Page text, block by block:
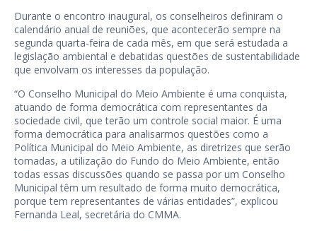
Durante o encontro inaugural, os conselheiros definiram o
calendário anual de reuniões, que acontecerão sempre na
segunda quarta-feira de cada mês, em que será estudada a
legislação ambiental e debatidas questões de sustentabilidade
que envolvam os interesses da população.
“O Conselho Municipal do Meio Ambiente é uma conquista,
atuando de forma democrática com representantes da
sociedade civil, que terão um controle social maior. É uma
forma democrática para analisarmos questões como a
Política Municipal do Meio Ambiente, as diretrizes que serão
tomadas, a utilização do Fundo do Meio Ambiente, então
todas essas discussões quando se passa por um Conselho
Municipal têm um resultado de forma muito democrática,
porque tem representantes de várias entidades”, explicou
Fernanda Leal, secretária do CMMA.